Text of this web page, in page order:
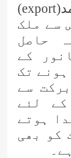
export
)
سے ملک
حاصل
کے
تک
سے
کے لئے
ہوتے
کو بھی